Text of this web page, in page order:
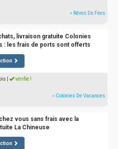
» Rêves De Fées
livraison gratuite Colonies
: les frais de ports sont offerts
vérifié !
» Colonies De Vacances
vous sans frais avec la
La Chineuse